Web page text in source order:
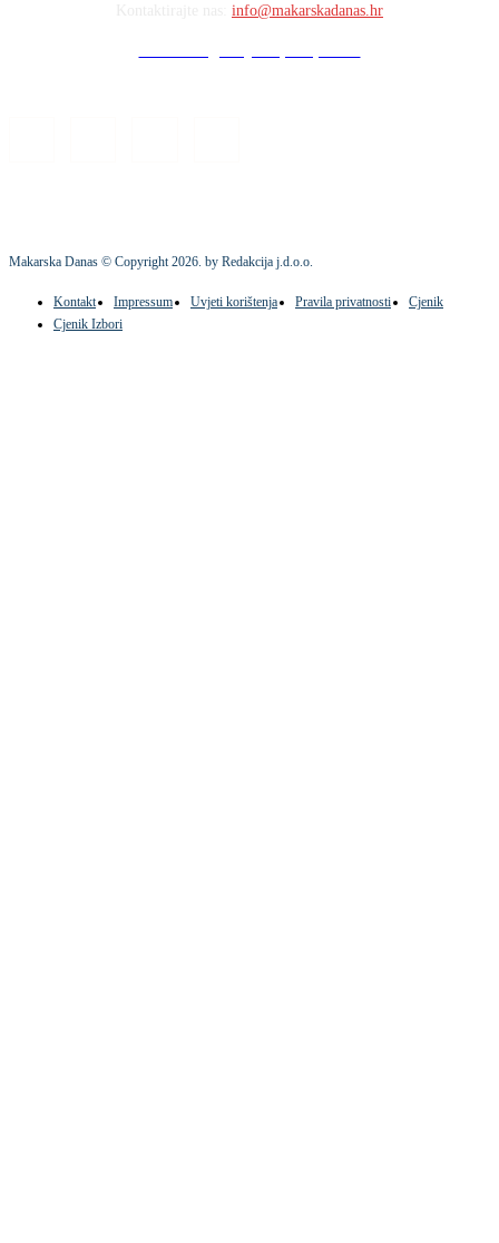
info@makarskadanas.hr
Makarska Danas © Copyright2026. by Redakcija j.d.o.o.
Kontakt Impressum Uvjeti korištenja Pravila privatnosti
Cjenik
Cjenik Izbori